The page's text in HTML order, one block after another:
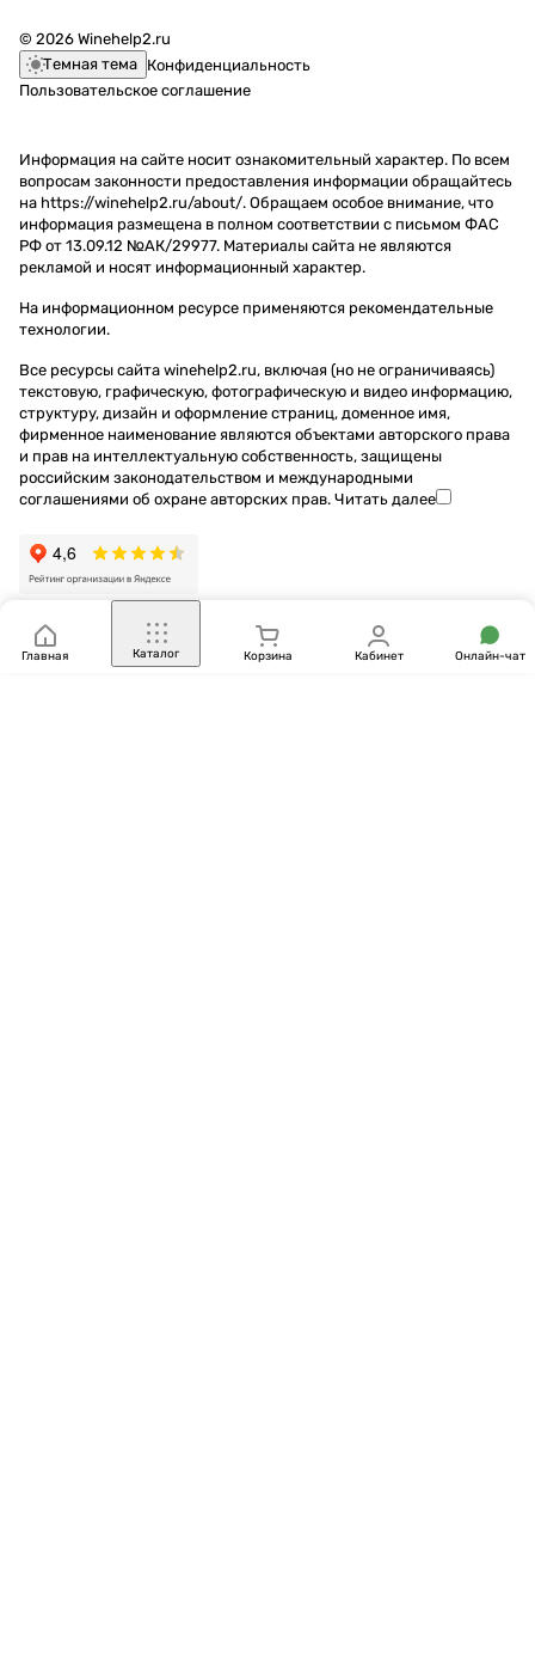
Главная Каталог Корзина Кабинет Онлайн-чат
© 2026 Winehelp2.ru
Темная тема Конфиденциальность
Пользовательское соглашение
Информация на сайте носит ознакомительный характер. По всем
вопросам законности предоставления информации обращайтесь
на https://winehelp2.ru/about/. Обращаем особое внимание, что
информация размещена в полном соответствии с письмом ФАС
РФ от 13.09.12 №АК/29977. Материалы сайта не являются
рекламой и носят информационный характер.
На информационном ресурсе применяются рекомендательные
технологии.
Все ресурсы сайта winehelp2.ru, включая (но не ограничиваясь)
текстовую, графическую, фотографическую и видео информацию,
структуру, дизайн и оформление страниц, доменное имя,
фирменное наименование являются объектами авторского права
и прав на интеллектуальную собственность, защищены
российским законодательством и международными
соглашениями об охране авторских прав. Читать далее